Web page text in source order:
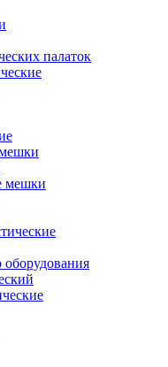
палаток
мешки
оборудования